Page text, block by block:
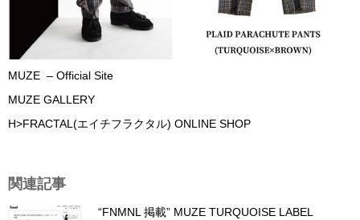
MUZE – Official Site
MUZE GALLERY
H>FRACTAL(エイチフラクタル) ONLINE SHOP
関連記事
“FNMNL 掲載” MUZE TURQUOISE LABEL